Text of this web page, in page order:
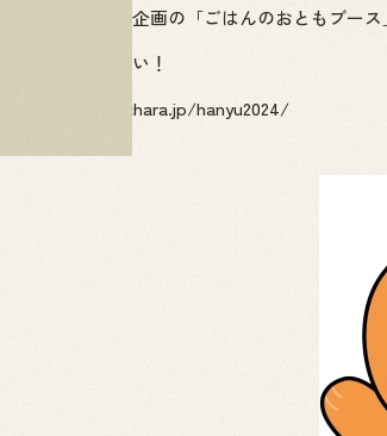
ふるさと納税連動企画の「ごはんのおともブー
ぜひお越しください！
http://gotouchi-chara.jp/hanyu2024/